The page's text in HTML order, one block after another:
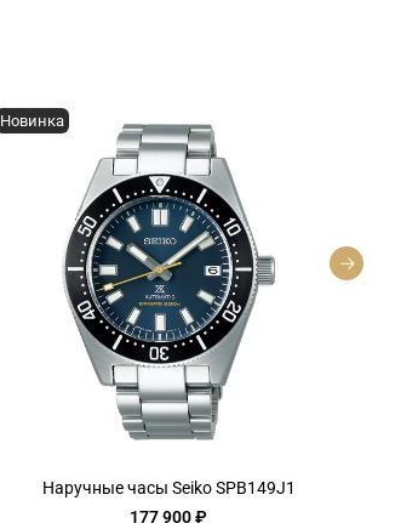
Новинка
Наручные часы Seiko SPB149J1
177 900 ₽